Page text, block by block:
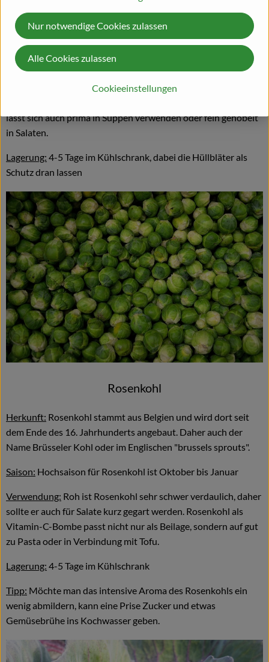
Saison:Aus regionalem Anbau ist Romanesco von Ende Mai
bis Anfang Oktober erhältlich.
Verwendung:Romanesco wir hauptsächlich gekocht und wird
durch das Garen in Salzwasser bekömmlicher und
lässt sich auch prima in Suppen verwenden oder fein gehobelt
in Salaten.
Lagerung: 4-5 Tage im Kühlschrank, dabei die Hüllbläter als
Schutz dran lassen
Rosenkohl
Herkunft: Rosenkohl stammt aus Belgien und wird dort seit
dem Ende des 16. Jahrhunderts angebaut. Daher auch der
Name Brüsseler Kohl oder im Englischen "brussels sprouts".
Saison: Hochsaison für Rosenkohl ist Oktober bis Januar
Verwendung: Roh ist Rosenkohl sehr schwer verdaulich, daher
sollte er auch für Salate kurz gegart werden. Rosenkohl als
Vitamin-C-Bombe passt nicht nur als Beilage, sondern auf gut
zu Pasta oder in Verbindung mit Tofu.
Lagerung: 4-5 Tage im Kühlschrank
Tipp: Möchte man das intensive Aroma des Rosenkohls ein
wenig abmildern, kann eine Prise Zucker und etwas
Gemüsebrühe ins Kochwasser geben.
Cookieeinstellungen
Nur notwendige Cookies zulassen
Alle Cookies zulassen